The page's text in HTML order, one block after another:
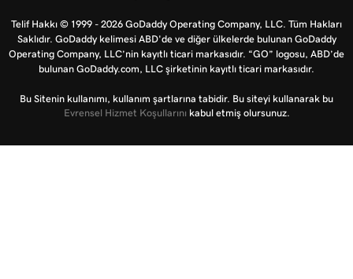
Telif Hakkı © 1999 - 2026 GoDaddy Operating Company, LLC. Tüm Hakları
Saklıdır. GoDaddy kelimesi ABD'de ve diğer ülkelerde bulunan GoDaddy
Operating Company, LLC’nin kayıtlı ticari markasıdır. “GO” logosu, ABD’de
bulunan GoDaddy.com, LLC şirketinin kayıtlı ticari markasıdır.
Bu Sitenin kullanımı, kullanım şartlarına tabidir. Bu siteyi kullanarak bu
Evrensel Hizmet Koşullarını kabul etmiş olursunuz.